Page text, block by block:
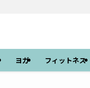
ヨガ フィットネス